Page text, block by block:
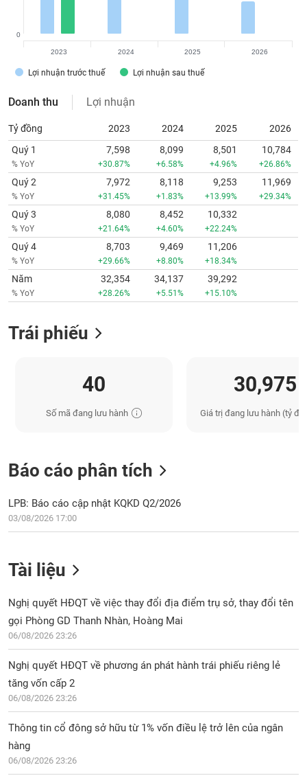
Lợi nhuận trước thuế Lợi nhuận sau thuế
0
2023 2024 2025 2026
Doanh thu Lợi nhuận
Tỷ đồng 2023 2024 2025
2026
Quý 1
% YoY
7,598
+30.87%
8,099
+6.58%
8,501
+4.96%
10,784
+26.86%
Quý 2
% YoY
7,972
+31.45%
8,118
+1.83%
9,253
+13.99%
11,969
+29.34%
Quý 3
% YoY
8,080
+21.64%
8,452
+4.60%
10,332
+22.24%
Quý 4
% YoY
8,703
+29.66%
9,469
+8.80%
11,206
+18.34%
Năm
% YoY
32,354
+28.26%
34,137
+5.51%
39,292
+15.10%
Trái phiếu
40
Số mã đang lưu hành
30,975
Giá trị đang lưu hành (tỷ
Báo cáo phân tích
LPB: Báo cáo cập nhật KQKD Q2/2026
03/08/2026 17:00
Tài liệu
Nghị quyết HĐQT về việc thay đổi địa điểm trụ sở, thay đổi tên
gọi Phòng GD Thanh Nhàn, Hoàng Mai
06/08/2026 23:26
Nghị quyết HĐQT về phương án phát hành trái phiếu riêng lẻ
tăng vốn cấp 2
06/08/2026 23:26
Thông tin cổ đông sở hữu từ 1% vốn điều lệ trở lên của ngân
hàng
06/08/2026 23:26